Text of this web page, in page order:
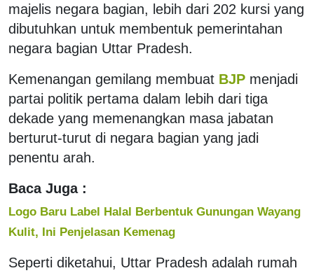
majelis negara bagian, lebih dari 202 kursi yang
dibutuhkan untuk membentuk pemerintahan
negara bagian Uttar Pradesh.
Kemenangan gemilang membuat BJP menjadi
partai politik pertama dalam lebih dari tiga
dekade yang memenangkan masa jabatan
berturut-turut di negara bagian yang jadi
penentu arah.
Baca Juga :
Logo Baru Label Halal Berbentuk Gunungan Wayang
Kulit, Ini Penjelasan Kemenag
Seperti diketahui, Uttar Pradesh adalah rumah